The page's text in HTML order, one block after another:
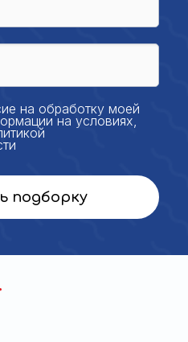
на обработку моей
на условиях,
подборку